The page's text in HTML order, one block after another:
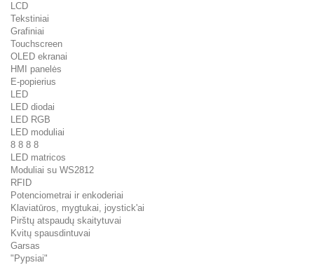
LCD
Tekstiniai
Grafiniai
Touchscreen
OLED ekranai
HMI panelės
E-popierius
LED
LED diodai
LED RGB
LED moduliai
8 8 8 8
LED matricos
Moduliai su WS2812
RFID
Potenciometrai ir enkoderiai
Klaviatūros, mygtukai, joystick'ai
Pirštų atspaudų skaitytuvai
Kvitų spausdintuvai
Garsas
"Pypsiai"